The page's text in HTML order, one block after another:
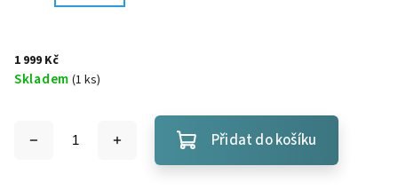
1 999 Kč
Skladem (1 ks)
Přidat do košíku